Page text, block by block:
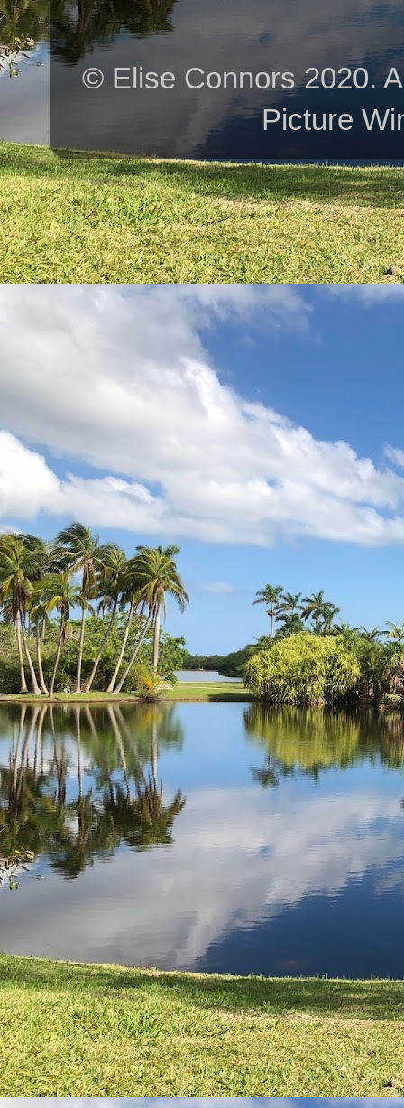
© Elise Connors 2020.
Picture